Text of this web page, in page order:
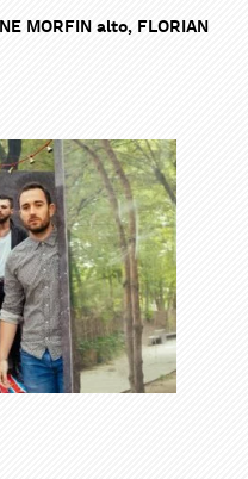
MORFIN alto, FLORIAN